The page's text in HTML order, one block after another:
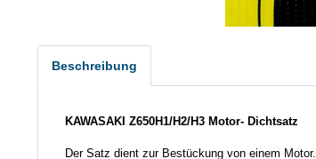
Beschreibung
KAWASAKI Z650H1/H2/H3 Motor- Dichtsatz
Der Satz dient zur Bestückung von einem Motor.